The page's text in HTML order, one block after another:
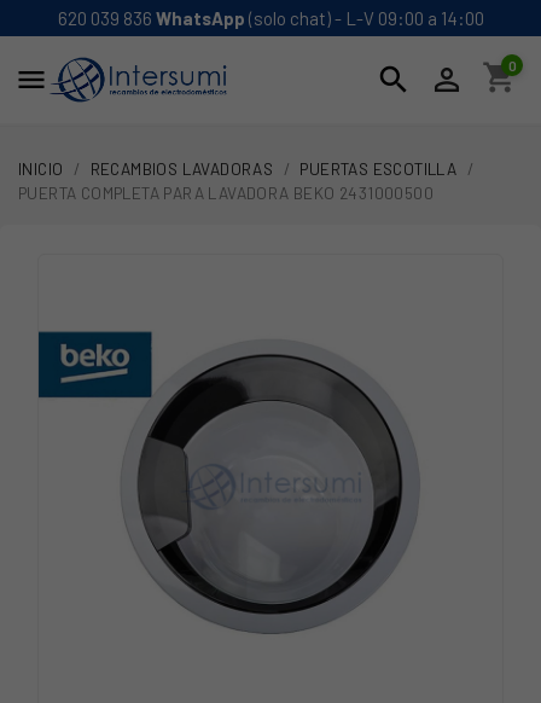
620 039 836 WhatsApp (solo chat) - L-V 09:00 a 14:00
 search  shopping_cart
0
INICIO RECAMBIOS LAVADORAS
PUERTAS ESCOTILLA
PUERTA COMPLETA PARA LAVADORA BEKO 2431000500